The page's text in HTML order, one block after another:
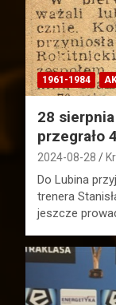
1961-1984
28
przegrało
2024-08-28
Do Lubina
trenera
jeszcze